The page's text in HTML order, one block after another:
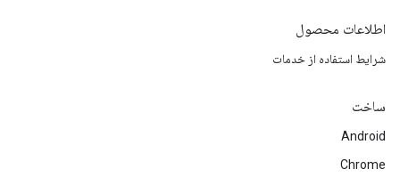
اطلاعات محصول
شرایط استفاده از خدمات
ساخت
Android
Chrome